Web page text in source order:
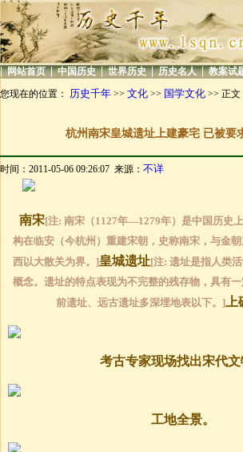
| 网站首页 | 中国历史 | 世界历史 | 历史名人 | 教案试
您现在的位置： 历史千年 >> 文化 >> 国学文化 >> 正文
杭州南宋皇城遗址上建豪宅 已被要
时间：2011-05-06 09:26:07 来源： 不详
南宋[注: 南宋（1127年—1279年）是中国历史
构在临安（今杭州）重建宋朝，史称南宋，与金朝
西以大散关为界。]皇城遗址[注: 遗址是指人类
概念。遗址的特点表现为不完整的残存物，具有
前遗址、远古遗址多深埋地表以下。]
考古专家现场找出宋代文
工地全景。